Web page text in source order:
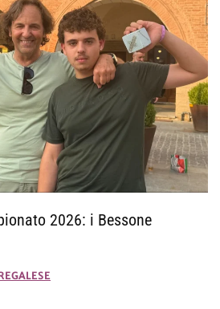
2026: i Bessone